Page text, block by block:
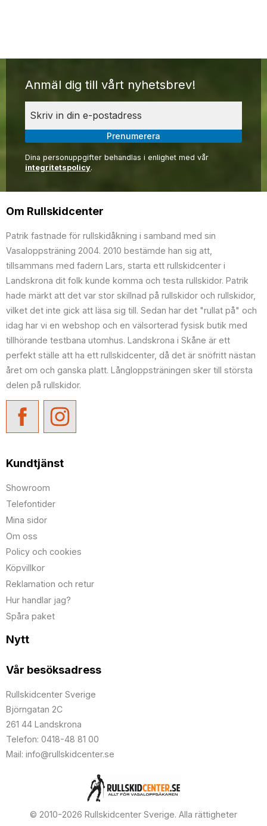
Anmäl dig till vårt nyhetsbrev!
Prenumerera
Dina personuppgifter behandlas i enlighet med vår
integritetspolicy.
Om Rullskidcenter
Patrik fastnade för rullskidåkning i samband med sin
Vasaloppsträning 2004. 2010 bestämde han sig att,
tillsammans med fadern Lars, starta ett rullskidcenter i
Landskrona dit folk kunde komma och testa rullskidor. Patrik
hade märkt att det var stor skillnad på rullskidor och rullskidor,
vilket det inte gick att läsa sig till. Sedan har det "rullat på" och
idag har vi en webshop och en välsorterad fysisk butik med
tillhörande testbana utomhus. Landskrona i Skåne är ett
perfekt ställe att ha ett rullskidcenter, då det är snöfritt nästan
året om och ganska platt. Långloppsträningen sker till största
delen på rullskidor.
Kundtjänst
Showroom
Telefontider
Mina sidor
Om oss
Policy och cookies
Köpvillkor
Reklamation och retur
Hur handlar jag?
Spåra paket
Nytt
Vår besöksadress
Rullskidcenter Sverige
Björngatan 2C
261 44 Landskrona
Telefon: 0418-48 81 00
Mail: info@rullskidcenter.se
© 2010-2026 Rullskidcenter Sverige. Alla rättigheter